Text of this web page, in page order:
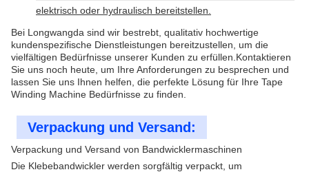
elektrisch oder hydraulisch bereitstellen.
Bei Longwangda sind wir bestrebt, qualitativ hochwertige
kundenspezifische Dienstleistungen bereitzustellen, um die
vielfältigen Bedürfnisse unserer Kunden zu erfüllen.Kontaktieren
Sie uns noch heute, um Ihre Anforderungen zu besprechen und
lassen Sie uns Ihnen helfen, die perfekte Lösung für Ihre Tape
Winding Machine Bedürfnisse zu finden.
Verpackung und Versand:
Verpackung und Versand von Bandwicklermaschinen
Die Klebebandwickler werden sorgfältig verpackt, um